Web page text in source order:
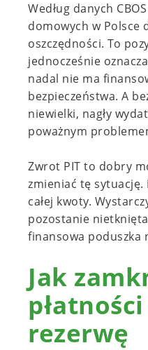
Według danych
domowych w Polsce
oszczędności. To
jednocześnie
nadal nie ma
bezpieczeństwa. A
niewielki, nagły
poważnym
Zwrot PIT to dobry
zmieniać tę sytuację.
całej kwoty.
pozostanie
finansowa poduszka
Jak
rezerwę